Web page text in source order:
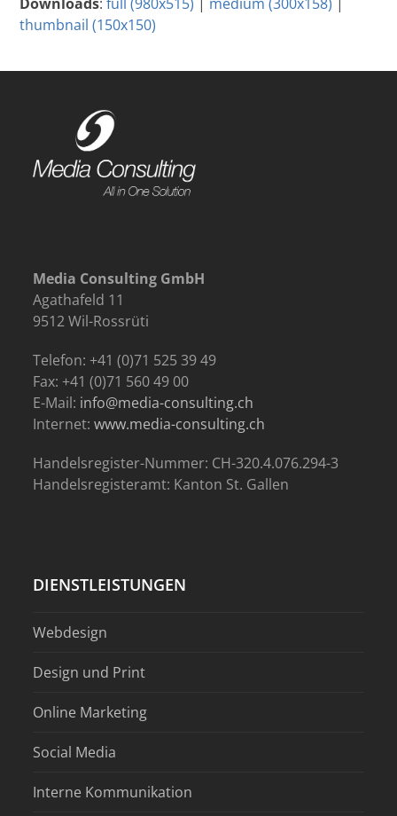
thumbnail (150x150)
Media Consulting GmbH
Agathafeld 11
9512 Wil-Rossrüti
Telefon: +41 (0)71 525 39 49
Fax: +41 (0)71 560 49 00
E-Mail: info@media-consulting.ch
Internet:www.media-consulting.ch
Handelsregister-Nummer: CH-320.4.076.294-3
Handelsregisteramt: Kanton St. Gallen
DIENSTLEISTUNGEN
Webdesign
Design und Print
Online Marketing
Social Media
Interne Kommunikation